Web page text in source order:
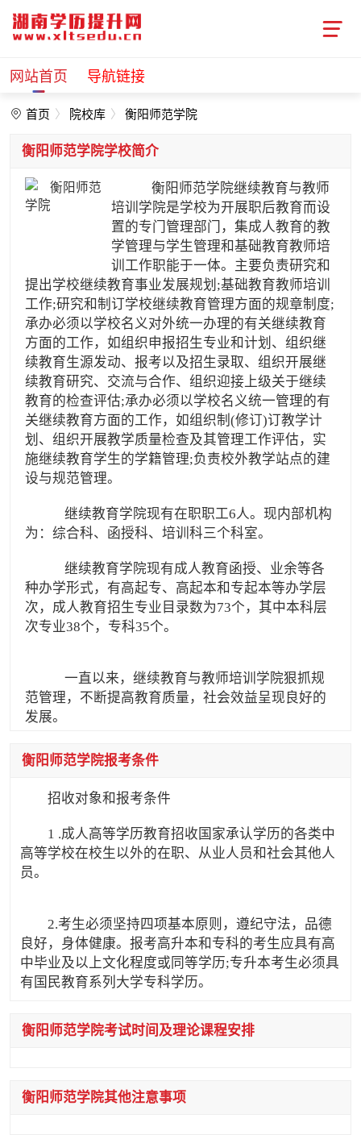
网站首页 导航链接
首页 院校库 衡阳师范学院
衡阳师范学院学校简介
衡阳师范学院继续教育与教师
培训学院是学校为开展职后教育而设
置的专门管理部门，集成人教育的教
学管理与学生管理和基础教育教师培
训工作职能于一体。主要负责研究和
提出学校继续教育事业发展规划;基础教育教师培训
工作;研究和制订学校继续教育管理方面的规章制度;
承办必须以学校名义对外统一办理的有关继续教育
方面的工作，如组织申报招生专业和计划、组织继
续教育生源发动、报考以及招生录取、组织开展继
续教育研究、交流与合作、组织迎接上级关于继续
教育的检查评估;承办必须以学校名义统一管理的有
关继续教育方面的工作，如组织制(修订)订教学计
划、组织开展教学质量检查及其管理工作评估，实
施继续教育学生的学籍管理;负责校外教学站点的建
设与规范管理。
继续教育学院现有在职职工6人。现内部机构
为：综合科、函授科、培训科三个科室。
继续教育学院现有成人教育函授、业余等各
种办学形式，有高起专、高起本和专起本等办学层
次，成人教育招生专业目录数为73个，其中本科层
次专业38个，专科35个。
一直以来，继续教育与教师培训学院狠抓规
范管理，不断提高教育质量，社会效益呈现良好的
发展。
衡阳师范学院报考条件
招收对象和报考条件
1 .成人高等学历教育招收国家承认学历的各类中
高等学校在校生以外的在职、从业人员和社会其他人
员。
2.考生必须坚持四项基本原则，遵纪守法，品德
良好，身体健康。报考高升本和专科的考生应具有高
中毕业及以上文化程度或同等学历;专升本考生必须具
有国民教育系列大学专科学历。
衡阳师范学院考试时间及理论课程安排
衡阳师范学院其他注意事项